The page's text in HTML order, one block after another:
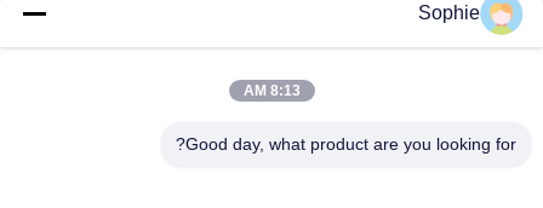
أعلى
Sophie
8:13 AM
Good day, what product are you looking for?